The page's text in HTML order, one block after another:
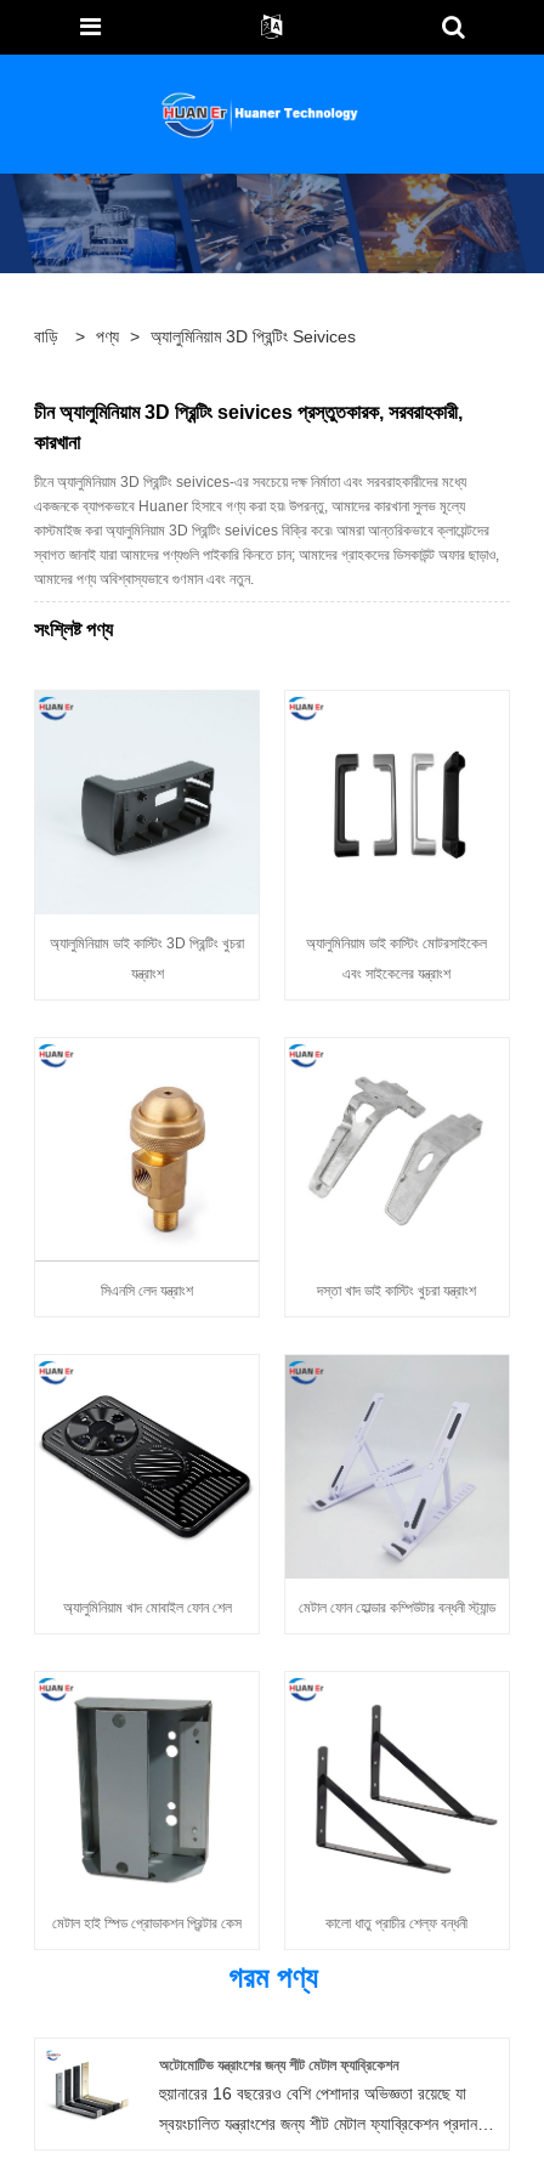
বাড়ি > পণ্য > অ্যালুমিনিয়াম 3D প্রিন্টিং Seivices
চীন অ্যালুমিনিয়াম 3D প্রিন্টিং seivices প্রস্তুতকারক, সরবরাহকারী,
কারখানা
চীনে অ্যালুমিনিয়াম 3D প্রিন্টিং seivices-এর সবচেয়ে দক্ষ নির্মাতা এবং সরবরাহকারীদের মধ্যে
একজনকে ব্যাপকভাবে Huaner হিসাবে গণ্য করা হয়৷ উপরন্তু, আমাদের কারখানা সুলভ মূল্যে
কাস্টমাইজ করা অ্যালুমিনিয়াম 3D প্রিন্টিং seivices বিক্রি করে৷ আমরা আন্তরিকভাবে ক্লায়েন্টদের
স্বাগত জানাই যারা আমাদের পণ্যগুলি পাইকারি কিনতে চান; আমাদের গ্রাহকদের ডিসকাউন্ট অফার ছাড়াও,
আমাদের পণ্য অবিশ্বাস্যভাবে গুণমান এবং নতুন.
সংশ্লিষ্ট পণ্য
অ্যালুমিনিয়াম ডাই কাস্টিং 3D প্রিন্টিং খুচরা
যন্ত্রাংশ
অ্যালুমিনিয়াম ডাই কাস্টিং মোটরসাইকেল
এবং সাইকেলের যন্ত্রাংশ
সিএনসি লেদ যন্ত্রাংশ দস্তা খাদ ডাই কাস্টিং খুচরা যন্ত্রাংশ
অ্যালুমিনিয়াম খাদ মোবাইল ফোন শেল মেটাল ফোন হোল্ডার কম্পিউটার বন্ধনী স্ট্যান্ড
মেটাল হাই স্পিড প্রোডাকশন প্রিন্টার কেস কালো ধাতু প্রাচীর শেল্ফ বন্ধনী
গরম পণ্য
অটোমোটিভ যন্ত্রাংশের জন্য শীট মেটাল ফ্যাব্রিকেশন
হুয়ানারের 16 বছরেরও বেশি পেশাদার অভিজ্ঞতা রয়েছে যা
স্বয়ংচালিত যন্ত্রাংশের জন্য শীট মেটাল ফ্যাব্রিকেশন প্রদান